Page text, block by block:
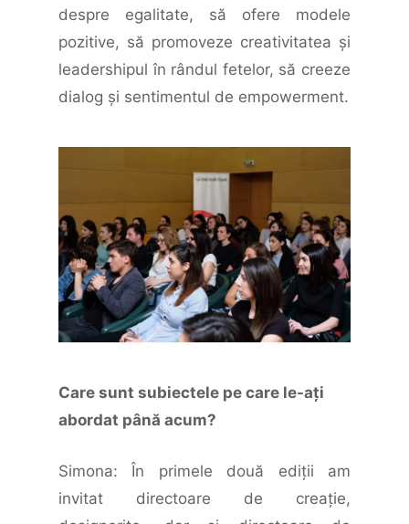
despre egalitate, să ofere modele
pozitive, să promoveze creativitatea şi
leadershipul în rândul fetelor, să creeze
dialog şi sentimentul de empowerment.
Care sunt subiectele pe care le-aţi
abordat până acum?
Simona: În primele două ediţii am
invitat directoare de creaţie,